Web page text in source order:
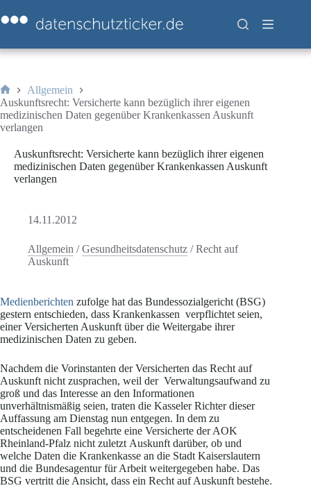
Inhalt
springen
Start
Allgemein
Auskunftsrecht: Versicherte kann bezüglich ihrer eigenen
medizinischen Daten gegenüber Krankenkassen Auskunft
verlangen
Auskunftsrecht: Versicherte kann bezüglich ihrer eigenen
medizinischen Daten gegenüber Krankenkassen Auskunft
verlangen
14.11.2012
Allgemein /Gesundheitsdatenschutz /Recht auf
Auskunft
Medienberichten zufolge hat das Bundessozialgericht (BSG)
gestern entschieden, dass Krankenkassen verpflichtet seien,
einer Versicherten Auskunft über die Weitergabe ihrer
medizinischen Daten zu geben.
Nachdem die Vorinstanten der Versicherten das Recht auf
Auskunft nicht zusprachen, weil der Verwaltungsaufwand zu
groß und das Interesse an den Informationen
unverhältnismäßig seien, traten die Kasseler Richter dieser
Auffassung am Dienstag nun entgegen. In dem zu
entscheidenen Fall begehrte eine Versicherte der AOK
Rheinland-Pfalz nicht zuletzt Auskunft darüber, ob und
welche Daten die Krankenkasse an die Stadt Kaiserslautern
und die Bundesagentur für Arbeit weitergegeben habe. Das
BSG vertritt die Ansicht, dass ein Recht auf Auskunft bestehe.